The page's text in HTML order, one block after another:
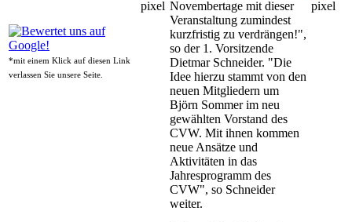
*mit einem Klick auf diesen Link
verlassen Sie unsere Seite.
Novembertage mit dieser
Veranstaltung zumindest
kurzfristig zu verdrängen!",
so der 1. Vorsitzende
Dietmar Schneider. "Die
Idee hierzu stammt von den
neuen Mitgliedern um
Björn Sommer im neu
gewählten Vorstand des
CVW. Mit ihnen kommen
neue Ansätze und
Aktivitäten in das
Jahresprogramm des
CVW", so Schneider
weiter.